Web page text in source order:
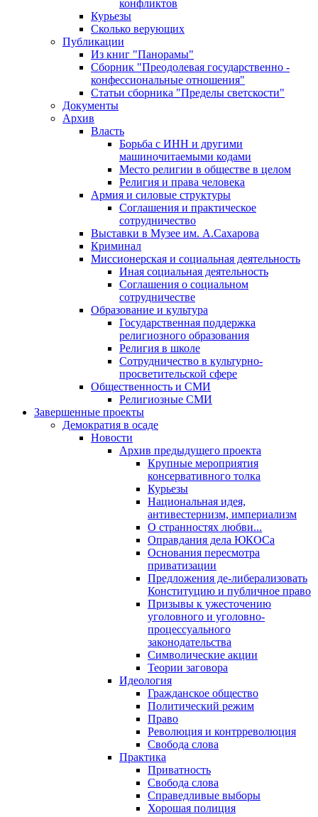
конфликтов
Курьезы
Сколько верующих
Публикации
Из книг "Панорамы"
Сборник "Преодолевая государственно -
конфессиональные отношения"
Статьи сборника "Пределы светскости"
Документы
Архив
Власть
Борьба с ИНН и другими
машиночитаемыми кодами
Место религии в обществе в целом
Религия и права человека
Армия и силовые структуры
Соглашения и практическое
сотрудничество
Выставки в Музее им. А.Сахарова
Криминал
Миссионерская и социальная деятельность
Иная социальная деятельность
Соглашения о социальном
сотрудничестве
Образование и культура
Государственная поддержка
религиозного образования
Религия в школе
Сотрудничество в культурно-
просветительской сфере
Общественность и СМИ
Религиозные СМИ
Завершенные проекты
Демократия в осаде
Новости
Архив предыдущего проекта
Крупные мероприятия
консервативного толка
Курьезы
Национальная идея,
антивестернизм, империализм
О странностях любви...
Оправдания дела ЮКОСа
Основания пересмотра
приватизации
Предложения де-либерализовать
Конституцию и публичное право
Призывы к ужесточению
уголовного и уголовно-
процессуального
законодательства
Символические акции
Теории заговора
Идеология
Гражданское общество
Политический режим
Право
Революция и контрреволюция
Свобода слова
Практика
Приватность
Свобода слова
Справедливые выборы
Хорошая полиция